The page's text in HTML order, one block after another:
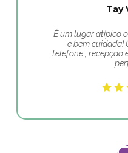
Tay
É um lugar atípico
e bem cuidada!
telefone , recepção